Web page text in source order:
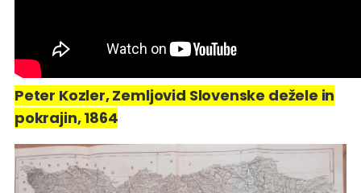
Peter Kozler, Zemljovid Slovenske dežele in
pokrajin, 1864